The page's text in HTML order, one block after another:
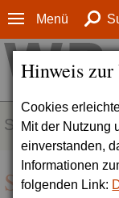
Hinweis zur
Cookies
Mit der Nutzung
einverstanden,
Informationen
folgenden Link:
Menü
SERVICE
Seite